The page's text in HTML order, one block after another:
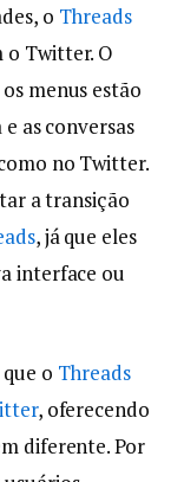
o Threads
o Twitter. O
menus estão
as conversas
no Twitter.
a transição
, já que eles
interface ou
o Threads
, oferecendo
diferente. Por